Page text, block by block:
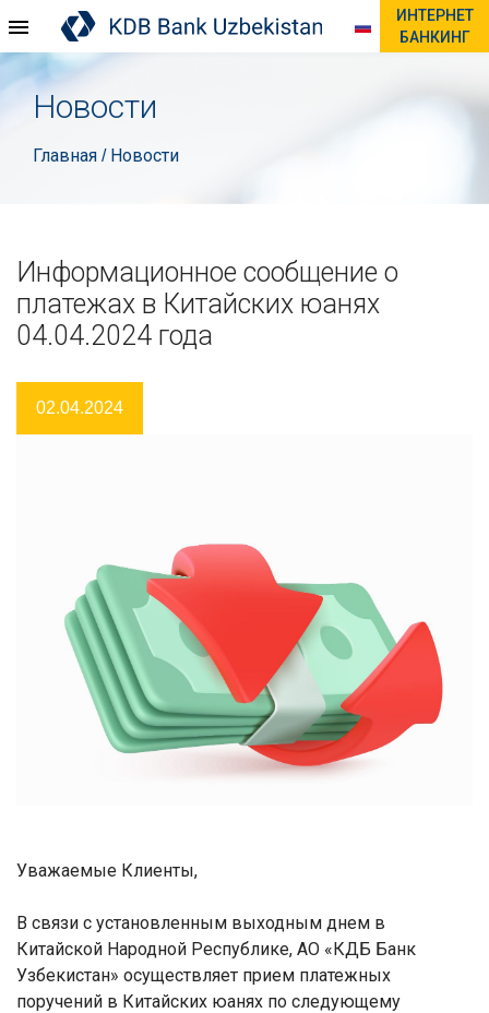
ИНТЕРНЕТ
БАНКИНГ
Новости
Главная / Новости
Информационное сообщение о
платежах в Китайских юанях
04.04.2024 года
02.04.2024
Уважаемые Клиенты,
В связи с установленным выходным днем в
Китайской Народной Республике, АО «КДБ Банк
Узбекистан» осуществляет прием платежных
поручений в Китайских юанях по следующему